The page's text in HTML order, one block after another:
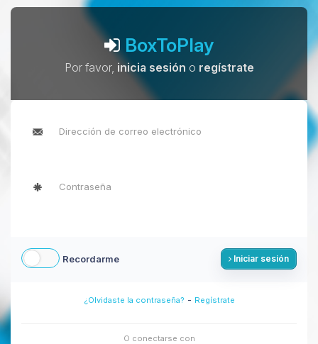
BoxToPlay
Por favor, inicia sesión o regístrate
Recordarme Iniciar sesión
¿Olvidaste la contraseña? - Regístrate
O conectarse con